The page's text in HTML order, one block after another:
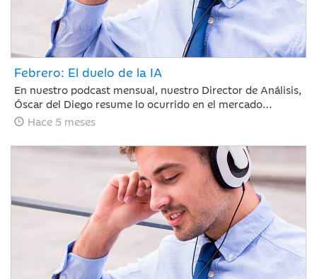
Febrero: El duelo de la IA
En nuestro podcast mensual, nuestro Director de Análisis,
Óscar del Diego resume lo ocurrido en el mercado
financiero durante un mes, en el que la IA ha centrado el
rotación fuera de EE. UU. continúa y si te has despistado,
te la has perdido.
Hace 5 meses